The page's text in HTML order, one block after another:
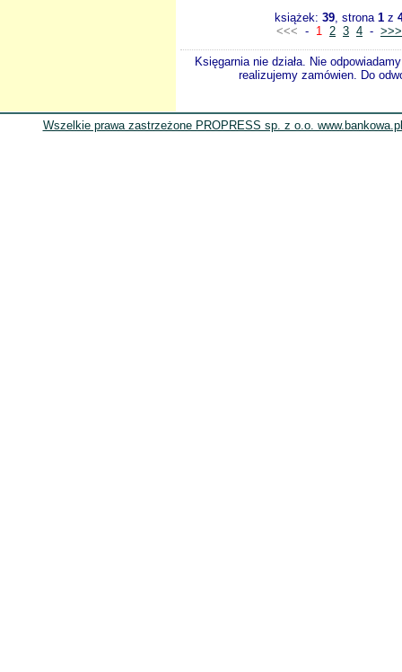
książek: 39, strona 1 z
<<< - 1 2 3 4 - >>>
Księgarnia nie działa. Nie
realizujemy zamówien. Do
Wszelkie prawa zastrzeżone PROPRESS sp. z o.o.